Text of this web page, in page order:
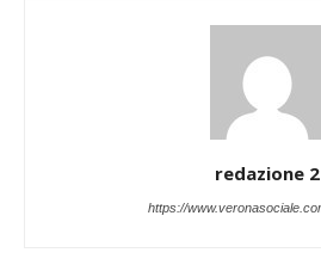
redazione 2
https://